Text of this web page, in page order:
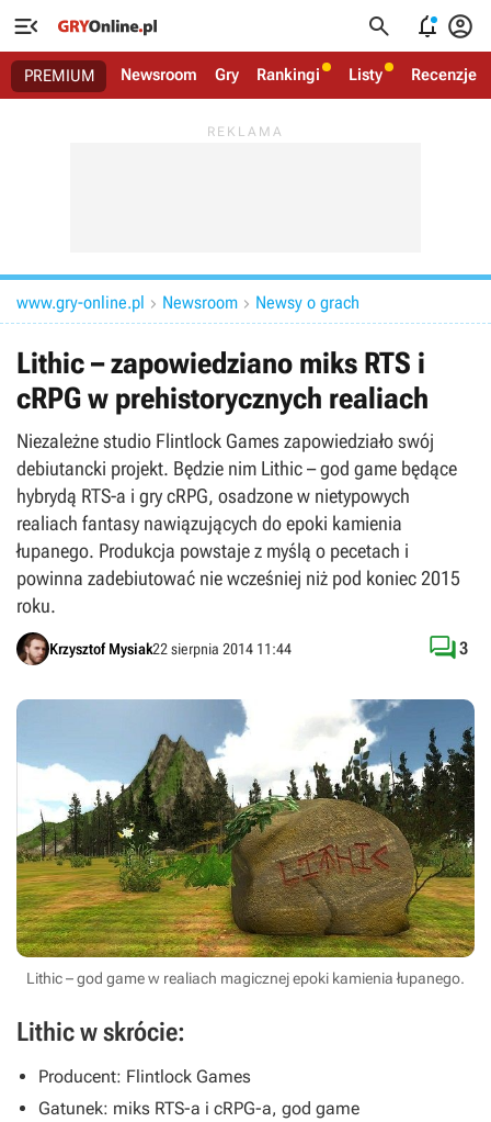
   
PREMIUM Newsroom Gry Rankingi Listy Recenzje
www.gry-online.pl  Newsroom  Newsy o grach
Lithic – zapowiedziano miks RTS i
cRPG w prehistorycznych realiach
Niezależne studio Flintlock Games zapowiedziało swój
debiutancki projekt. Będzie nim Lithic – god game będące
hybrydą RTS-a i gry cRPG, osadzone w nietypowych
realiach fantasy nawiązujących do epoki kamienia
łupanego. Produkcja powstaje z myślą o pecetach i
powinna zadebiutować nie wcześniej niż pod koniec 2015
roku.
Krzysztof Mysiak22 sierpnia 2014 11:44 3
Lithic – god game w realiach magicznej epoki kamienia łupanego.
Lithic w skrócie:
Producent: Flintlock Games
Gatunek: miks RTS-a i cRPG-a, god game